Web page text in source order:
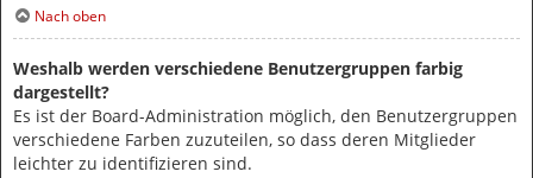
Nach oben
Weshalb werden verschiedene Benutzergruppen farbig
dargestellt?
Es ist der Board-Administration möglich, den Benutzergruppen
verschiedene Farben zuzuteilen, so dass deren Mitglieder
leichter zu identifizieren sind.